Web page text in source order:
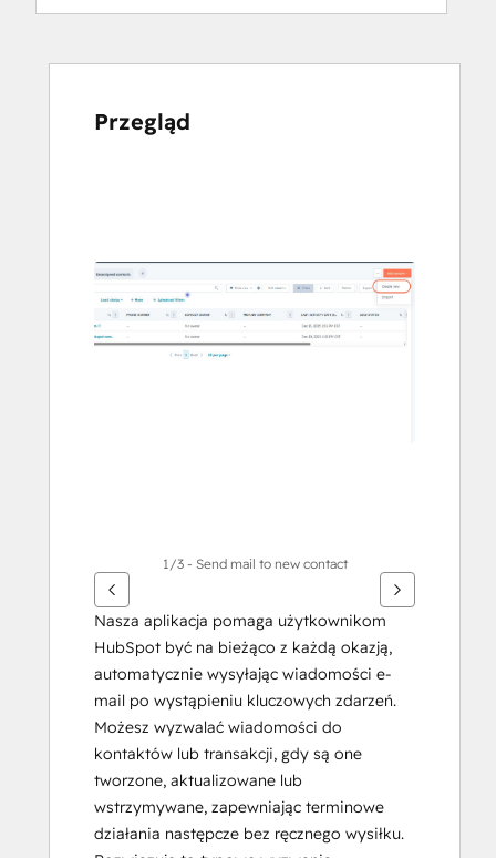
Przegląd
przeglądać
inne
elementy
1/3 - Send mail to new contact
Nasza aplikacja pomaga użytkownikom
HubSpot być na bieżąco z każdą okazją,
automatycznie wysyłając wiadomości e-
mail po wystąpieniu kluczowych zdarzeń.
Możesz wyzwalać wiadomości do
kontaktów lub transakcji, gdy są one
tworzone, aktualizowane lub
wstrzymywane, zapewniając terminowe
działania następcze bez ręcznego wysiłku.